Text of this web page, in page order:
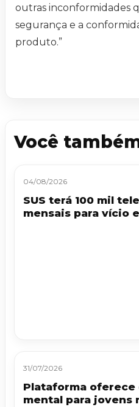
outras inconformidades
segurança e a
produto.”
Você
04/08/2026
SUS terá 100 mil
mensais para vício
31/07/2026
Plataforma oferece
mental para jovens